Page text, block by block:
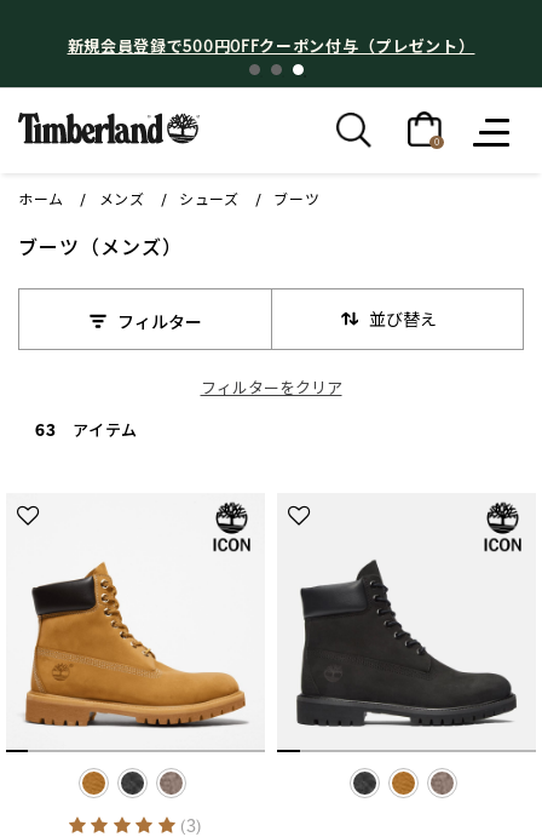
新規会員登録で500円OFFクーポン付与（プレゼント）
0
ホーム メンズ シューズ ブーツ
ブーツ（メンズ）
並び替え
フィルター
フィルターをクリア
63 アイテム
selected
5 out of 5 Customer Rating
(3)
selected